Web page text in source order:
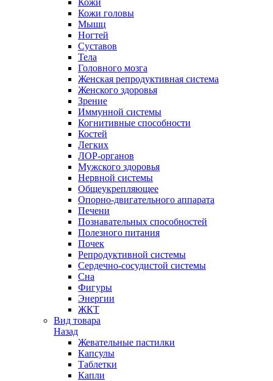
Кожи
Кожи головы
Мышц
Ногтей
Суставов
Тела
Головного мозга
Женская репродуктивная система
Женского здоровья
Зрение
Иммунной системы
Когнитивные способности
Костей
Легких
ЛОР-органов
Мужского здоровья
Нервной системы
Общеукрепляющее
Опорно-двигательного аппарата
Печени
Познавательных способностей
Полезного питания
Почек
Репродуктивной системы
Сердечно-сосудистой системы
Сна
Фигуры
Энергии
ЖКТ
Вид товара
Назад
Жевательные пастилки
Капсулы
Таблетки
Капли